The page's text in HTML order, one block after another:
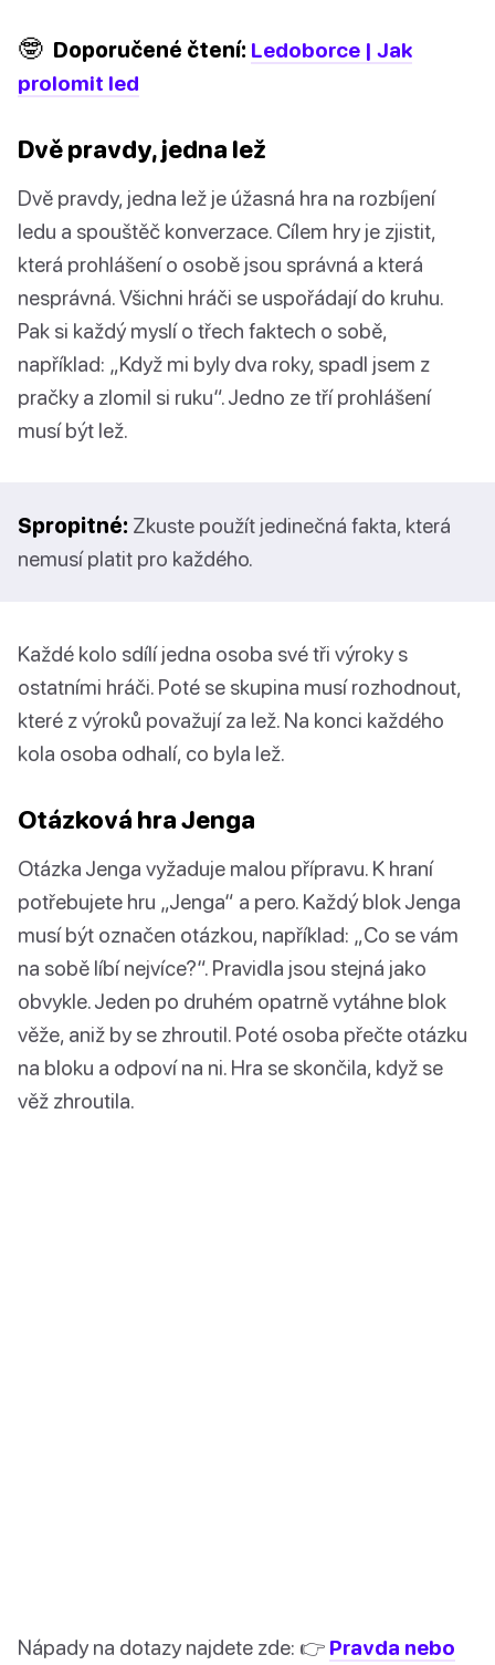
🤓 Doporučené čtení: Ledoborce | Jak
prolomit led
Dvě pravdy, jedna lež
Dvě pravdy, jedna lež je úžasná hra na rozbíjení
ledu a spouštěč konverzace. Cílem hry je zjistit,
která prohlášení o osobě jsou správná a která
nesprávná. Všichni hráči se uspořádají do kruhu.
Pak si každý myslí o třech faktech o sobě,
například: „Když mi byly dva roky, spadl jsem z
pračky a zlomil si ruku“. Jedno ze tří prohlášení
musí být lež.
Spropitné: Zkuste použít jedinečná fakta, která
nemusí platit pro každého.
Každé kolo sdílí jedna osoba své tři výroky s
ostatními hráči. Poté se skupina musí rozhodnout,
které z výroků považují za lež. Na konci každého
kola osoba odhalí, co byla lež.
Otázková hra Jenga
Otázka Jenga vyžaduje malou přípravu. K hraní
potřebujete hru „Jenga“ a pero. Každý blok Jenga
musí být označen otázkou, například: „Co se vám
na sobě líbí nejvíce?“. Pravidla jsou stejná jako
obvykle. Jeden po druhém opatrně vytáhne blok
věže, aniž by se zhroutil. Poté osoba přečte otázku
na bloku a odpoví na ni. Hra se skončila, když se
věž zhroutila.
Nápady na dotazy najdete zde: 👉 Pravda nebo